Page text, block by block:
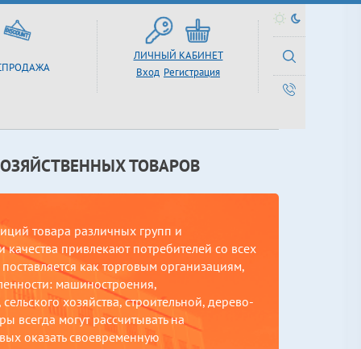
ЛИЧНЫЙ КАБИНЕТ
Вход Регистрация
ТОВАРОВ
товара различных групп и
привлекают потребителей со всех
как торговым организациям,
машиностроения,
хозяйства, строительной, дерево-
всегда могут рассчитывать на
оказать своевременную